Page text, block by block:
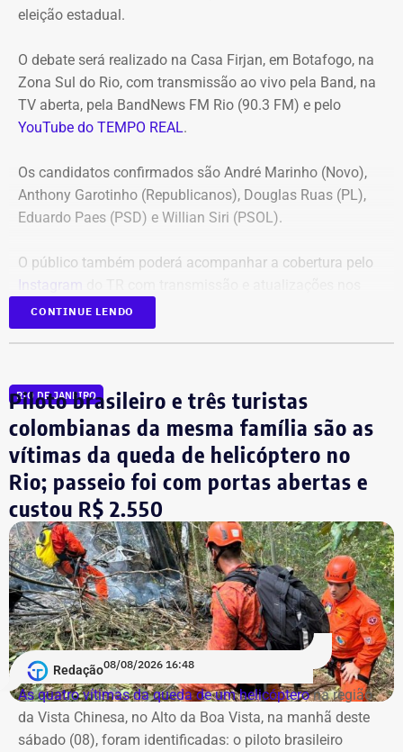
eleição estadual.
O debate será realizado na Casa Firjan, em Botafogo, na
Zona Sul do Rio, com transmissão ao vivo pela Band, na
TV aberta, pela BandNews FM Rio (90.3 FM) e pelo
YouTube do TEMPO REAL.
Os candidatos confirmados são André Marinho (Novo),
Anthony Garotinho (Republicanos), Douglas Ruas (PL),
Eduardo Paes (PSD) e Willian Siri (PSOL).
O público também poderá acompanhar a cobertura pelo
Instagram
Stories.
naquele época a cobertura eleitoral para além da capital.
Cobertura especial começa antes do
debate
A partir das 19h, tem início a pré-transmissão no
YouTube, com informações sobre os bastidores, a
preparação para o encontro e os principais temas que
devem marcar o primeiro debate entre os candidatos ao
Palácio Guanabara.
A cobertura será realizada em uma operação integrada
com a Band Rio, a BandNews FM Rio e as plataformas
digitais do grupo, acompanhando desde os momentos
que antecedem o debate até a transmissão ao vivo.
CONTINUE LENDO
RIO DE JANEIRO
Piloto brasileiro e três turistas
colombianas da mesma família são as
vítimas da queda de helicóptero no
Rio; passeio foi com portas abertas e
custou R$ 2.550
Redação08/08/2026 16:48
As quatro vítimas da queda de um helicópterona região
da Vista Chinesa, no Alto da Boa Vista, na manhã deste
sábado (08), foram identificadas: o piloto brasileiro